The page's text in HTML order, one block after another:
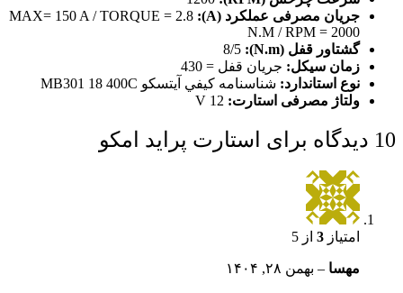
جریان مصرفی عملکرد (A):
MAX= 150 A / TORQUE = 2.8
N.M / RPM = 2000
گشتاور قفل (N.m):
زمان سيكل: جريان قفل = 430
نوع استاندارد: شناسنامه كيفي آيتسكو MB301 18 400C
ولتاژ مصرفی استارت:
10 دیدگاه برای استارت پراید امکو
امتیاز 3 از 5
مهسا – بهمن ۲۸, ۱۴۰۴